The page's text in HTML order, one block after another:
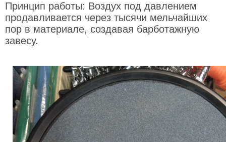
Принцип работы: Воздух под давлением
продавливается через тысячи мельчайших
пор в материале, создавая барботажную
завесу.